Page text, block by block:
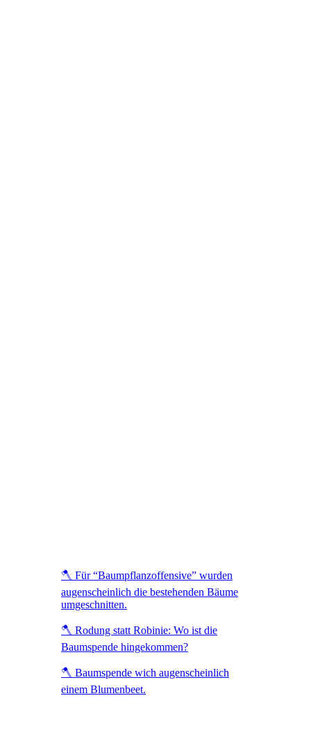
🪓 Für “Baumpflanzoffensive” wurden
augenscheinlich die bestehenden Bäume
umgeschnitten.
🪓 Rodung statt Robinie: Wo ist die
Baumspende hingekommen?
🪓 Baumspende wich augenscheinlich
einem Blumenbeet.